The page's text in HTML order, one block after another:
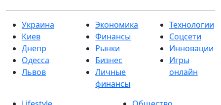
Украина
Киев
Днепр
Одесса
Львов
Экономика
Финансы
Рынки
Бизнес
Личные
финансы
Технологии
Соцсети
Инновации
Игры
онлайн